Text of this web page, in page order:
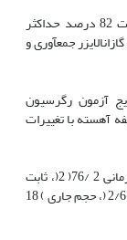
زیربیشینه ) 1 دقیقه دویدن روی نوارگردان با شدت 82 درصد حداکثر
جمعآوری و
آزمون رگرسیون
آهسته با تغییرات
2( نشان داد که تهویه ریوی بالاترین /61( 2( و ثابت زمانی 2 /76( 2(، ثابت
زمانی 6 /66( 2(، ثابت زمانی 6 / 2(، ضربان قلب ) 66 / 2/67 (، حجم جاری ) 18